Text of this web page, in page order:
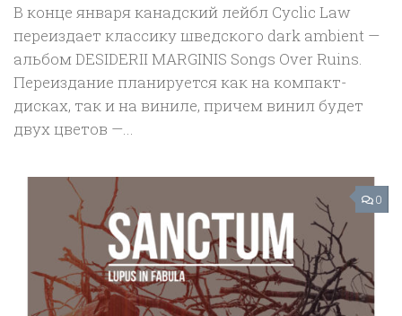
В конце января канадский лейбл Cyclic Law
переиздает классику шведского dark ambient —
альбом DESIDERII MARGINIS Songs Over Ruins.
Переиздание планируется как на компакт-
дисках, так и на виниле, причем винил будет
двух цветов —...
0